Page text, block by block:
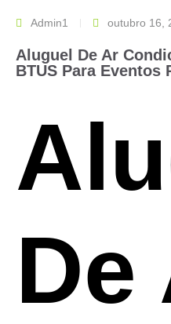
Admin1 outubro 16,
Aluguel De Ar
BTUS Para Eventos
De